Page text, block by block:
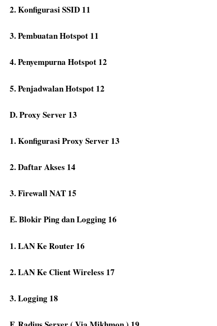
2.Konfigurasi SSID 11
3.Pembuatan Hotspot 11
4.Penyempurna Hotspot 12
5.Penjadwalan Hotspot 12
D.Proxy Server 13
1.Konfigurasi Proxy Server 13
2.Daftar Akses 14
3.Firewall NAT 15
E. Blokir Ping dan Logging 16
1.LAN Ke Router 16
2.LAN Ke Client Wireless 17
3.Logging 18